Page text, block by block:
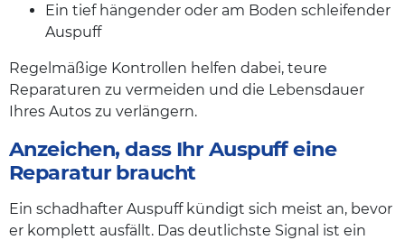
Ein tief hängender oder am Boden schleifender
Auspuff
Regelmäßige Kontrollen helfen dabei, teure
Reparaturen zu vermeiden und die Lebensdauer
Ihres Autos zu verlängern.
Anzeichen, dass Ihr Auspuff eine
Reparatur braucht
Ein schadhafter Auspuff kündigt sich meist an, bevor
er komplett ausfällt. Das deutlichste Signal ist ein